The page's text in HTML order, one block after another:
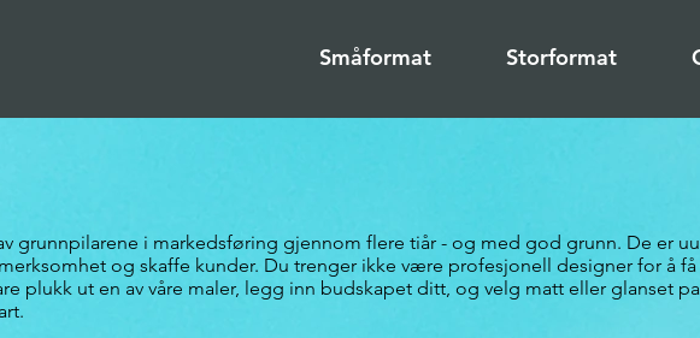
Småformat Storformat
grunnpilarene i markedsføring gjennom flere tiår - og med god grunn. De er
og skaffe kunder. Du trenger ikke være profesjonell designer for å
plukk ut en av våre maler, legg inn budskapet ditt, og velg matt eller glanset